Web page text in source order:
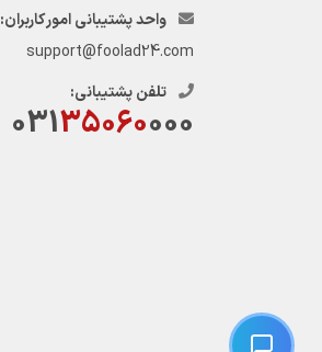
واحد پشتیبانی امور کاربران:
support@foolad24.com
تلفن پشتیبانی:
03135060000